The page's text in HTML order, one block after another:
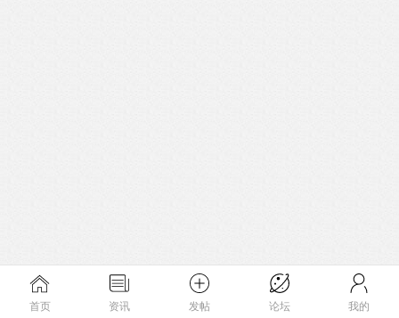
首页 资讯 发帖 论坛 我的